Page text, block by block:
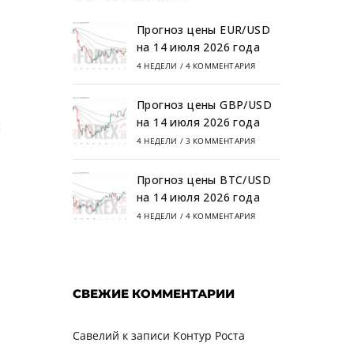
Прогноз цены EUR/USD
на 14 июля 2026 года
4 НЕДЕЛИ / 4 КОММЕНТАРИЯ
Прогноз цены GBP/USD
на 14 июля 2026 года
4 НЕДЕЛИ / 3 КОММЕНТАРИЯ
Прогноз цены BTC/USD
на 14 июля 2026 года
4 НЕДЕЛИ / 4 КОММЕНТАРИЯ
СВЕЖИЕ КОММЕНТАРИИ
Савелий к записи Контур Роста